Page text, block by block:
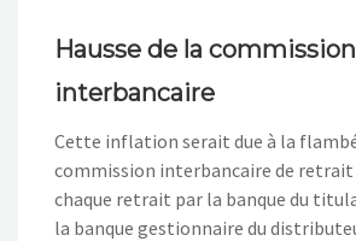
Hausse de la commission
interbancaire
Cette inflation serait due à la
commission interbancaire de retrait
chaque retrait par la banque du
la banque gestionnaire du